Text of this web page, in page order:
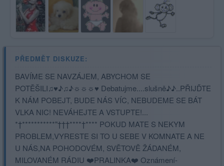
PŘEDMĚT DISKUZE:
BAVÍME SE NAVZÁJEM, ABYCHOM SE
POTĚŠILI♫♥♪♫♪☼☼☼♥ Debatujme....slušně♪♪..PŘIJĎTE
K NÁM POBEJT, BUDE NÁS VÍC, NEBUDEME SE BÁT
VLKA NIC! NEVÁHEJTE A VSTUPTE!...
*†***********"†††****†**** POKUD MATE S NEKYM
PROBLEM,VYRESTE SI TO U SEBE V KOMNATE A NE
U NÁS,NA POHODOVÉM, SVĚTOVĚ ŽÁDANÉM,
MILOVANÉM RÁDIU ❤️PRALINKA❤️ Oznámení-